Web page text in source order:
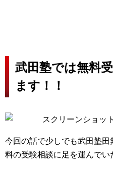
武田塾では無料
ます！！
今回の話で少しでも武田塾
料の受験相談に足を運んでい